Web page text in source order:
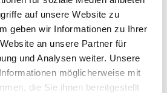
auf unsere Website zu
geben wir Informationen zu Ihrer
an unsere Partner für
und Analysen weiter. Unsere
möglicherweise mit
die Sie ihnen bereitgestellt